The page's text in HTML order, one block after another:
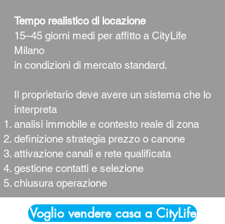
Tempo realistico di locazione
15–45 giorni medi per affitto a CityLife
Milano
in condizioni di mercato standard.
Il proprietario deve avere un sistema che lo
interpreta
analisi immobile e contesto reale di zona
definizione strategia prezzo o canone
attivazione canali e rete qualificata
gestione contatti e selezione
chiusura operazione
Voglio vendere casa a CityLife